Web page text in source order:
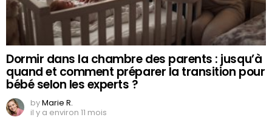
Dormir dans la chambre des parents : jusqu’à
quand et comment préparer la transition pour
bébé selon les experts ?
byMarie R.
il y a environ 11 mois